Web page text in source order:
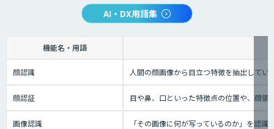
AI・DX用語集
機能名・用語
顔認識 人間の顔画像から目立つ特徴を抽出して
顔認証 目や鼻、口といった特徴点の位置や、顔
画像認識 「その画像に何が写っているのか」を認